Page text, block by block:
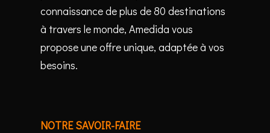
connaissance de plus de 80 destinations
à travers le monde, Amedida vous
propose une offre unique, adaptée à vos
besoins.
NOTRE SAVOIR-FAIRE